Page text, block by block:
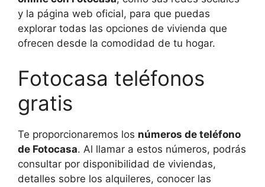
y la página web oficial, para que puedas
explorar todas las opciones de vivienda que
ofrecen desde la comodidad de tu hogar.
Fotocasa teléfonos
gratis
Te proporcionaremos los números de teléfono
de Fotocasa. Al llamar a estos números, podrás
consultar por disponibilidad de viviendas,
detalles sobre los alquileres, conocer las